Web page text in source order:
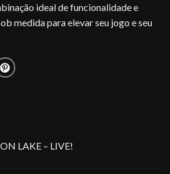
ideal de funcionalidade e
medida para elevar seu jogo e seu
LAKE – LIVE!